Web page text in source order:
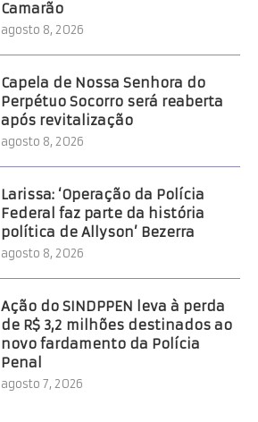
Camarão
agosto 8, 2026
Capela de Nossa Senhora do
Perpétuo Socorro será reaberta
após revitalização
agosto 8, 2026
Larissa: ‘Operação da Polícia
Federal faz parte da história
política de Allyson’ Bezerra
agosto 8, 2026
Ação do SINDPPEN leva à perda
de R$ 3,2 milhões destinados ao
novo fardamento da Polícia
Penal
agosto 7, 2026